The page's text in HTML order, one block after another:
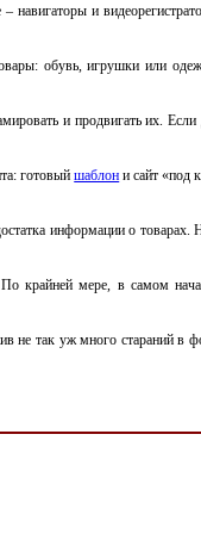
и
обувь, игрушки или
и продвигать их.
готовыйшаблон и сайт «под
информации о
мере, в самом
не так уж много стараний в